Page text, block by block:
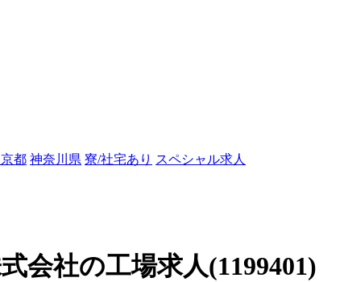
都 神奈川県 寮/社宅あり スペシャル求人
会社の工場求人(1199401)